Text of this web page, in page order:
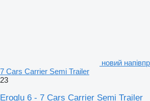
новий
7 Cars Carrier Semi Trailer
23
Eroglu 6 - 7 Cars Carrier Semi Trailer